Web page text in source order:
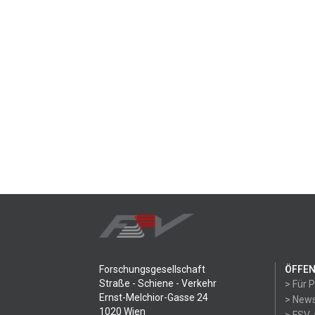
Forschungsgesellschaft
Straße - Schiene - Verkehr
Ernst-Melchior-Gasse 24
1020 Wien
> Für
>